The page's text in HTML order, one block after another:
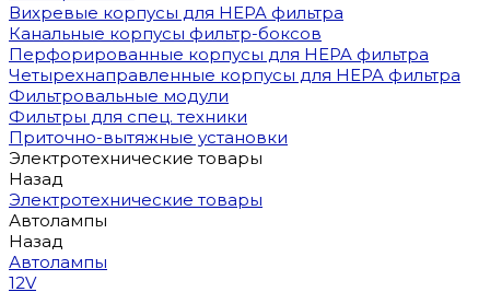
Вихревые корпусы для HEPA фильтра
Канальные корпусы фильтр-боксов
Перфорированные корпусы для HEPA фильтра
Четырехнаправленные корпусы для HEPA фильтра
Фильтровальные модули
Фильтры для спец. техники
Приточно-вытяжные установки
Электротехнические товары
Назад
Электротехнические товары
Автолампы
Назад
Автолампы
12V